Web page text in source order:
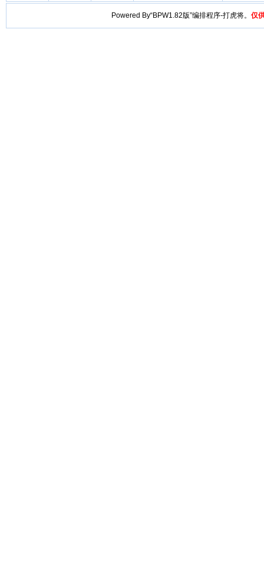
Powered By“BPW1.82版”编排程序-打虎将。 仅